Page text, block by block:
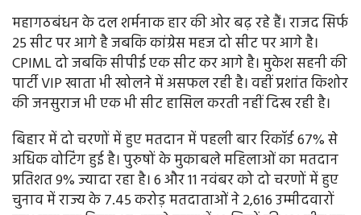
महागठबंधन के दल शर्मनाक हार की ओर बढ़ रहे हैं। राजद सिर्फ
25 सीट पर आगे है जबकि कांग्रेस महज दो सीट पर आगे है।
CPIML दो जबकि सीपीई एक सीट कर आगे है। मुकेश सहनी की
पार्टी VIP खाता भी खोलने में असफल रही है। वहीं प्रशांत किशोर
की जनसुराज भी एक भी सीट हासिल करती नहीं दिख रही है।
बिहार में दो चरणों में हुए मतदान में पहली बार रिकॉर्ड 67% से
अधिक वोटिंग हुई है। पुरुषों के मुकाबले महिलाओं का मतदान
प्रतिशत 9% ज्यादा रहा है। 6 और 11 नवंबर को दो चरणों में हुए
चुनाव में राज्य के 7.45 करोड़ मतदाताओं ने 2,616 उम्मीदवारों